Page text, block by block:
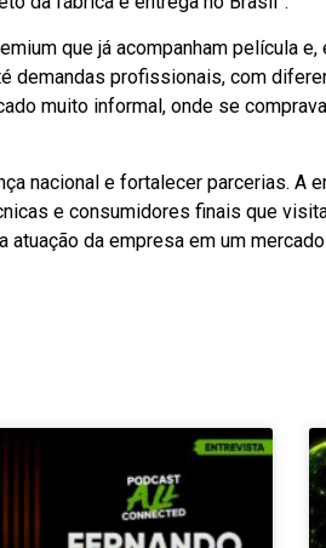
que já acompanham película
profissionais, com
muito informal, onde se
nacional e fortalecer parcerias. A
e consumidores finais que
da empresa em um